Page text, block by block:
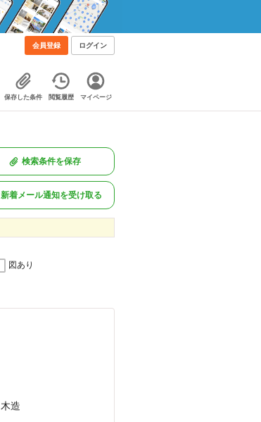
会員登録 ログイン
保存した条件 閲覧履歴 マイページ
検索条件を保存
新着メール通知を受け取る
図あり
木造